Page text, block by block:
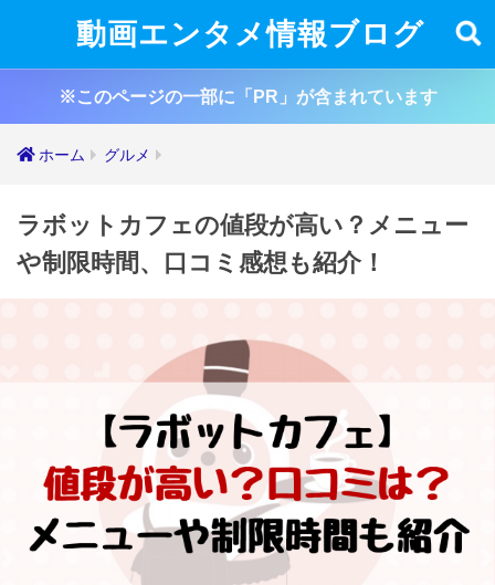
動画エンタメ情報ブログ
※このページの一部に「PR」が含まれています
ホーム グルメ
ラボットカフェの値段が高い？メニュー
や制限時間、口コミ感想も紹介！